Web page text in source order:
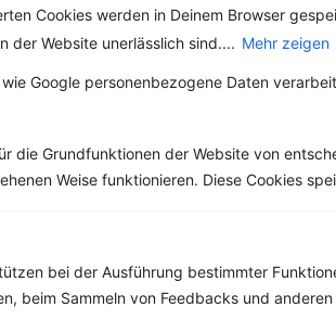
Cookies werden in Deinem Browser
der Website unerlässlich sind.... Mehr zeigen
Google personenbezogene Daten
die Grundfunktionen der Website von
Weise funktionieren. Diese Cookies
bei der Ausführung bestimmter
beim Sammeln von Feedbacks und
Kohlehydrate: 70 g
Rezepte mit 500 bis
Rezepte
‹ Kalorien:
593 kcal